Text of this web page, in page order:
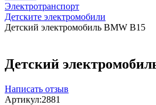
Электротранспорт
Детските электромобили
Детский электромобиль BMW B15
Детский
Написать отзыв
Артикул:2881